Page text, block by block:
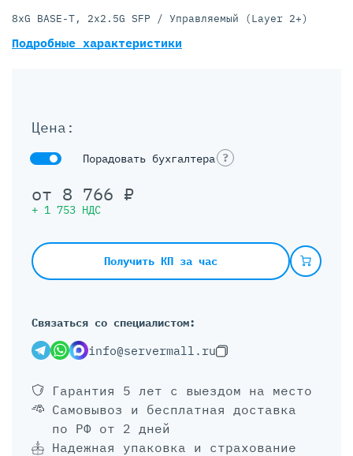
Цена:
Порадовать бухгалтера ?
от 8 766 ₽
+ 1 753 НДС
Получить КП за час
Связаться со специалистом:
info@servermall.ru
Гарантия 5 лет с выездом на место
Самовывоз и бесплатная доставка
по РФ от 2 дней
Надежная упаковка и страхование
8xG BASE-T, 2x2.5G SFP / Управляемый (Layer 2+)
Подробные характеристики